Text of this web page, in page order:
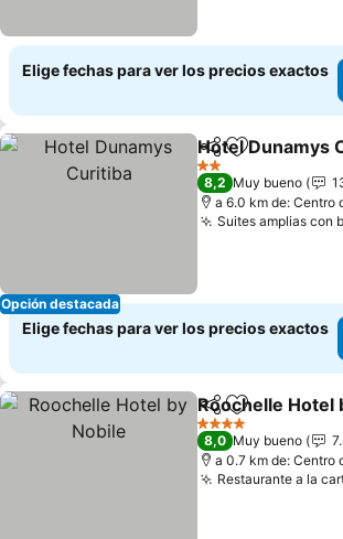
Elige fechas para ver los precios exactos
Opción destacada
CompartirAgregar a
Hotel Dunamys
2 Estrellas
8,2 Muy bueno
a 6.0 km de: Centro
Suites amplias con
Elige fechas para ver los precios exactos
CompartirAgregar a
Roochelle Hotel
4 Estrellas
8,0 Muy bueno
a 0.7 km de: Centro
Restaurante a la